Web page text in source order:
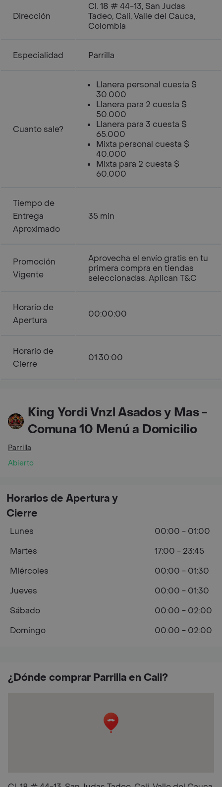
Dirección
Cl. 18 # 44-13, San Judas
Tadeo, Cali, Valle del Cauca,
Colombia
Especialidad Parrilla
Cuanto sale?
Llanera personal cuesta $
30.000
Llanera para 2 cuesta $
50.000
Llanera para 3 cuesta $
65.000
Mixta personal cuesta $
40.000
Mixta para 2 cuesta $
60.000
Tiempo de
Entrega
Aproximado
35 min
Promoción
Vigente
Aprovecha el envío gratis en tu
primera compra en tiendas
seleccionadas. Aplican T&C
Horario de
Apertura
00:00:00
Horario de
Cierre
01:30:00
King Yordi Vnzl Asados y Mas -
Comuna 10 Menú a Domicilio
Parrilla
Abierto
¿Dónde comprar Parrilla en Cali?
Horarios de Apertura y
Cierre
Lunes
00:00 - 01:00
Martes
17:00 - 23:45
Miércoles
00:00 - 01:30
Jueves
00:00 - 01:30
Sábado
00:00 - 02:00
Domingo
00:00 - 02:00